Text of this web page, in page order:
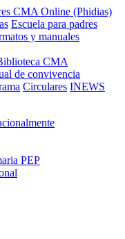
CMA Online (Phidias)
Escuela para padres
y manuales
CMA
de convivencia
Circulares INEWS
PEP